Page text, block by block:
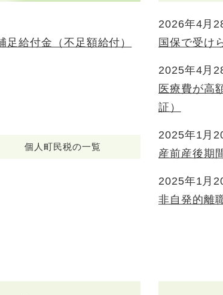
足給付金（不足額給付）
個人町民税の一覧
2026年4月
国保で受け
2025年4月
医療費が高
証）
2025年1月
産前産後期
2025年1月
非自発的離